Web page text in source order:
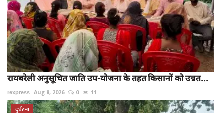
रायबरेली अनुसूचित जाति उप-योजना के तहत किसानों को उन्नत...
rexpress Aug 8, 2026 0 11
दुर्घटना